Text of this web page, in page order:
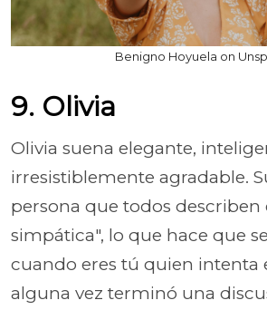
Benigno Hoyuela on
9. Olivia
Olivia suena elegante,
irresistiblemente agradable.
persona que todos describen
simpática", lo que hace que
cuando eres tú quien intenta
alguna vez terminó una